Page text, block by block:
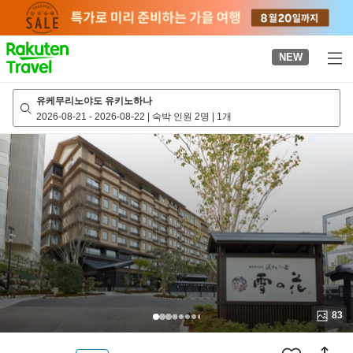
page
NEW
유케무리노야도 유키노하나
2026-08-21 - 2026-08-22 | 숙박 인원 2명 | 1개
83